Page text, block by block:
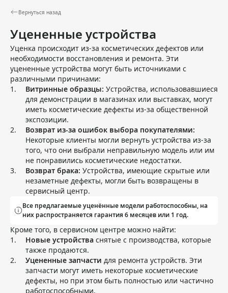
Вернуться назад
Уцененные устройства
Уценка происходит из-за косметических дефектов или
необходимости восстановления и ремонта. Эти
уцененные устройства могут быть источниками с
различными причинами:
Витринные образцы: Устройства, использовавшиеся
для демонстрации в магазинах или выставках, могут
иметь косметические дефекты из-за общественной
экспозиции.
Возврат из-за ошибок выбора покупателями:
Некоторые клиенты могли вернуть устройства из-за
того, что они выбрали неправильную модель или им
не понравились косметические недостатки.
Возврат брака: Устройства, имеющие скрытые или
незаметные дефекты, могли быть возвращены в
сервисный центр.
Все предлагаемые уценённые модели работоспособны, на
них распространяется гарантия 6 месяцев или 1 год.
Кроме того, в сервисном центре можно найти:
Новые устройства снятые с производства, которые
также продаются.
Уцененные запчасти для ремонта устройств. Эти
запчасти могут иметь некоторые косметические
дефекты, но при этом быть полностью или частично
работоспособными.